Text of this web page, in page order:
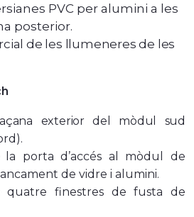
PVC per alumini a les
posterior.
de les llumeneres de les
exterior del mòdul sud
la porta d’accés al mòdul de
de vidre i alumini.
quatre finestres de fusta de